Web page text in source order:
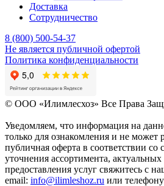
Доставка
Сотрудничество
8 (800) 500-54-37
Не является публичной офертой
Политика конфиденциальности
© OOO «Илимлесхоз» Все Права
Уведомляем, что информация на
только для ознакомления и не может
публичная оферта в соответствии
уточнения ассортимента,
предоставления услуг свяжитесь с
email: info@ilimleshoz.ru или